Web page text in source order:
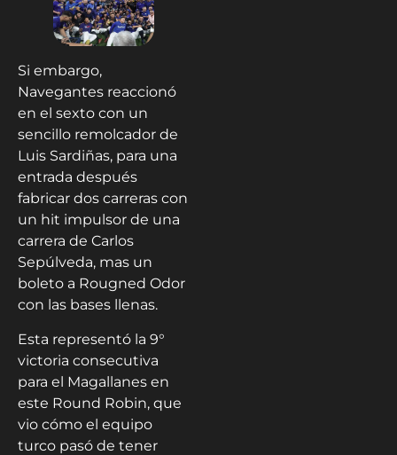
Si embargo,
Navegantes reaccionó
en el sexto con un
sencillo remolcador de
Luis Sardiñas, para una
entrada después
fabricar dos carreras con
un hit impulsor de una
carrera de Carlos
Sepúlveda, mas un
boleto a Rougned Odor
con las bases llenas.
Esta representó la 9°
victoria consecutiva
para el Magallanes en
este Round Robin, que
vio cómo el equipo
turco pasó de tener